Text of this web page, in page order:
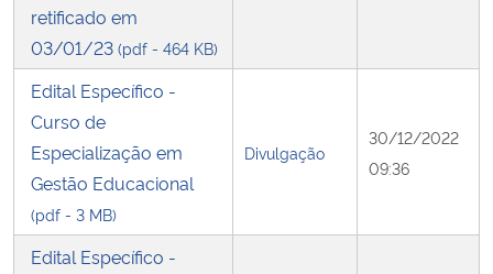
retificado em
03/01/23 (pdf - 464 KB)
Edital Específico -
Curso de
Especialização em
Gestão Educacional
(pdf - 3 MB)
Divulgação
30/12/2022
09:36
Edital Específico -